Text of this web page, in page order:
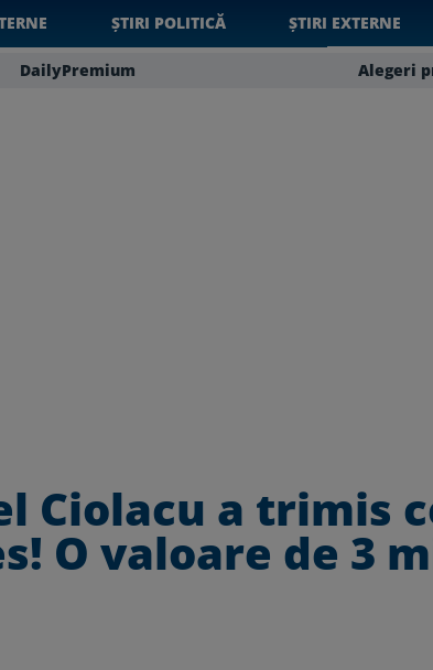
ȘTIRI POLITICĂ ȘTIRI EXTERNE
DailyPremium Alegeri
Ciolacu a trimis
O valoare de 3